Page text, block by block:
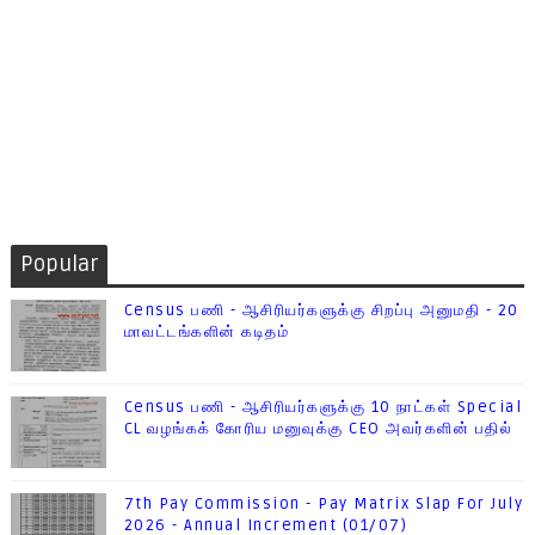
Popular
Census பணி - ஆசிரியர்களுக்கு சிறப்பு அனுமதி - 20
மாவட்டங்களின் கடிதம்
Census பணி - ஆசிரியர்களுக்கு 10 நாட்கள் Special
CL வழங்கக் கோரிய மனுவுக்கு CEO அவர்களின் பதில்
7th Pay Commission - Pay Matrix Slap For July
2026 - Annual Increment (01/07)